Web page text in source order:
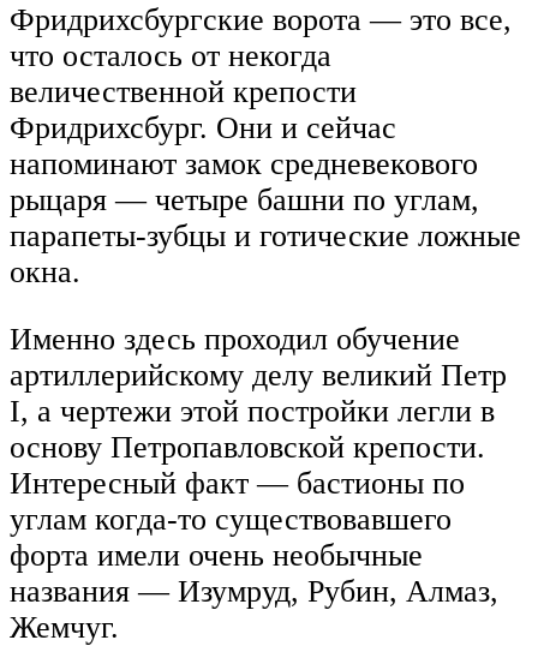
Фридрихсбургские ворота — это все,
что осталось от некогда
величественной крепости
Фридрихсбург. Они и сейчас
напоминают замок средневекового
рыцаря — четыре башни по углам,
парапеты-зубцы и готические ложные
окна.
Именно здесь проходил обучение
артиллерийскому делу великий Петр
I, а чертежи этой постройки легли в
основу Петропавловской крепости.
Интересный факт — бастионы по
углам когда-то существовавшего
форта имели очень необычные
названия — Изумруд, Рубин, Алмаз,
Жемчуг.